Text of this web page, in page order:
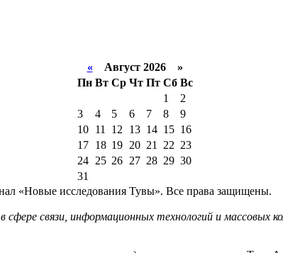
«Август 2026 »
Пн Вт Ср Чт Пт Сб Вс
1
2
3
4 5 6 7 8
9
10
11 12 13 14 15 16
17
18 19 20 21 22 23
24
25 26 27 28 29 30
31
«Новые исследования Тувы». Все права защищены.
связи, информационных технологий и массовых